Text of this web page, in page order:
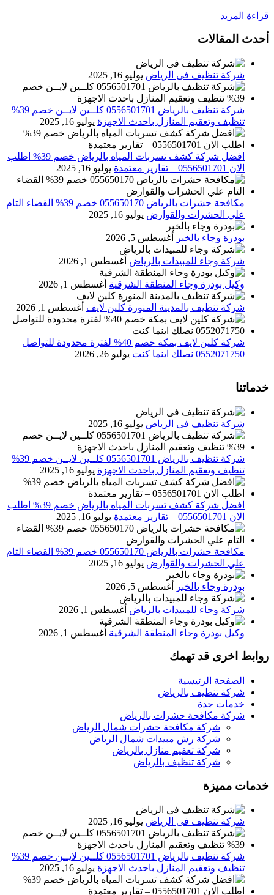
قراءة المزيد
أحدث المقالات
شركة تنظيف فى الرياض يوليو 16, 2025
شركة تنظيف بالرياض 0556501701 كلــين لايــن خصم 39%
تنظيف وتعقيم المنازل باحدث الاجهزة يوليو 16, 2025
افضل شركة كشف تسربات المياه بالرياض خصم 39% اطلب
الان 0556501701‬‏ – تقارير معتمدة
يوليو 16, 2025
مكافحة حشرات بالرياض 055650170 خصم 39% القضاء التام
علي الحشرات والقوارض يوليو 16, 2025
بودرة وجاء بالخبر أغسطس 5, 2026
شركة وجاء للمبيدات بالرياض أغسطس 1, 2026
وكيل بودرة وجاء المنطقة الشرقية أغسطس 1, 2026
شركة تنظيف بالمدينة المنورة كلين لايف أغسطس 1, 2026
شركة كلين لايف بمكة خصم 40% لفترة محدودة للتواصل
0552071750 نصلك اينما كنت
يوليو 26, 2026
خدماتنا
شركة تنظيف فى الرياض يوليو 16, 2025
شركة تنظيف بالرياض 0556501701 كلــين لايــن خصم 39%
تنظيف وتعقيم المنازل باحدث الاجهزة يوليو 16, 2025
افضل شركة كشف تسربات المياه بالرياض خصم 39% اطلب
الان 0556501701‬‏ – تقارير معتمدة
يوليو 16, 2025
مكافحة حشرات بالرياض 055650170 خصم 39% القضاء التام
علي الحشرات والقوارض يوليو 16, 2025
بودرة وجاء بالخبر أغسطس 5, 2026
شركة وجاء للمبيدات بالرياض أغسطس 1, 2026
وكيل بودرة وجاء المنطقة الشرقية أغسطس 1, 2026
روابط اخرى قد تهمك
الصفحة الرئيسية
شركة تنظيف بالرياض
خدمات جدة
شركة مكافحة حشرات بالرياض
شركة مكافحة حشرات شمال الرياض
شركة رش مبيدات شمال الرياض
شركة تعقيم منازل بالرياض
شركة تنظيف بالرياض
خدمات مميزة
شركة تنظيف فى الرياض يوليو 16, 2025
شركة تنظيف بالرياض 0556501701 كلــين لايــن خصم 39%
تنظيف وتعقيم المنازل باحدث الاجهزة يوليو 16, 2025